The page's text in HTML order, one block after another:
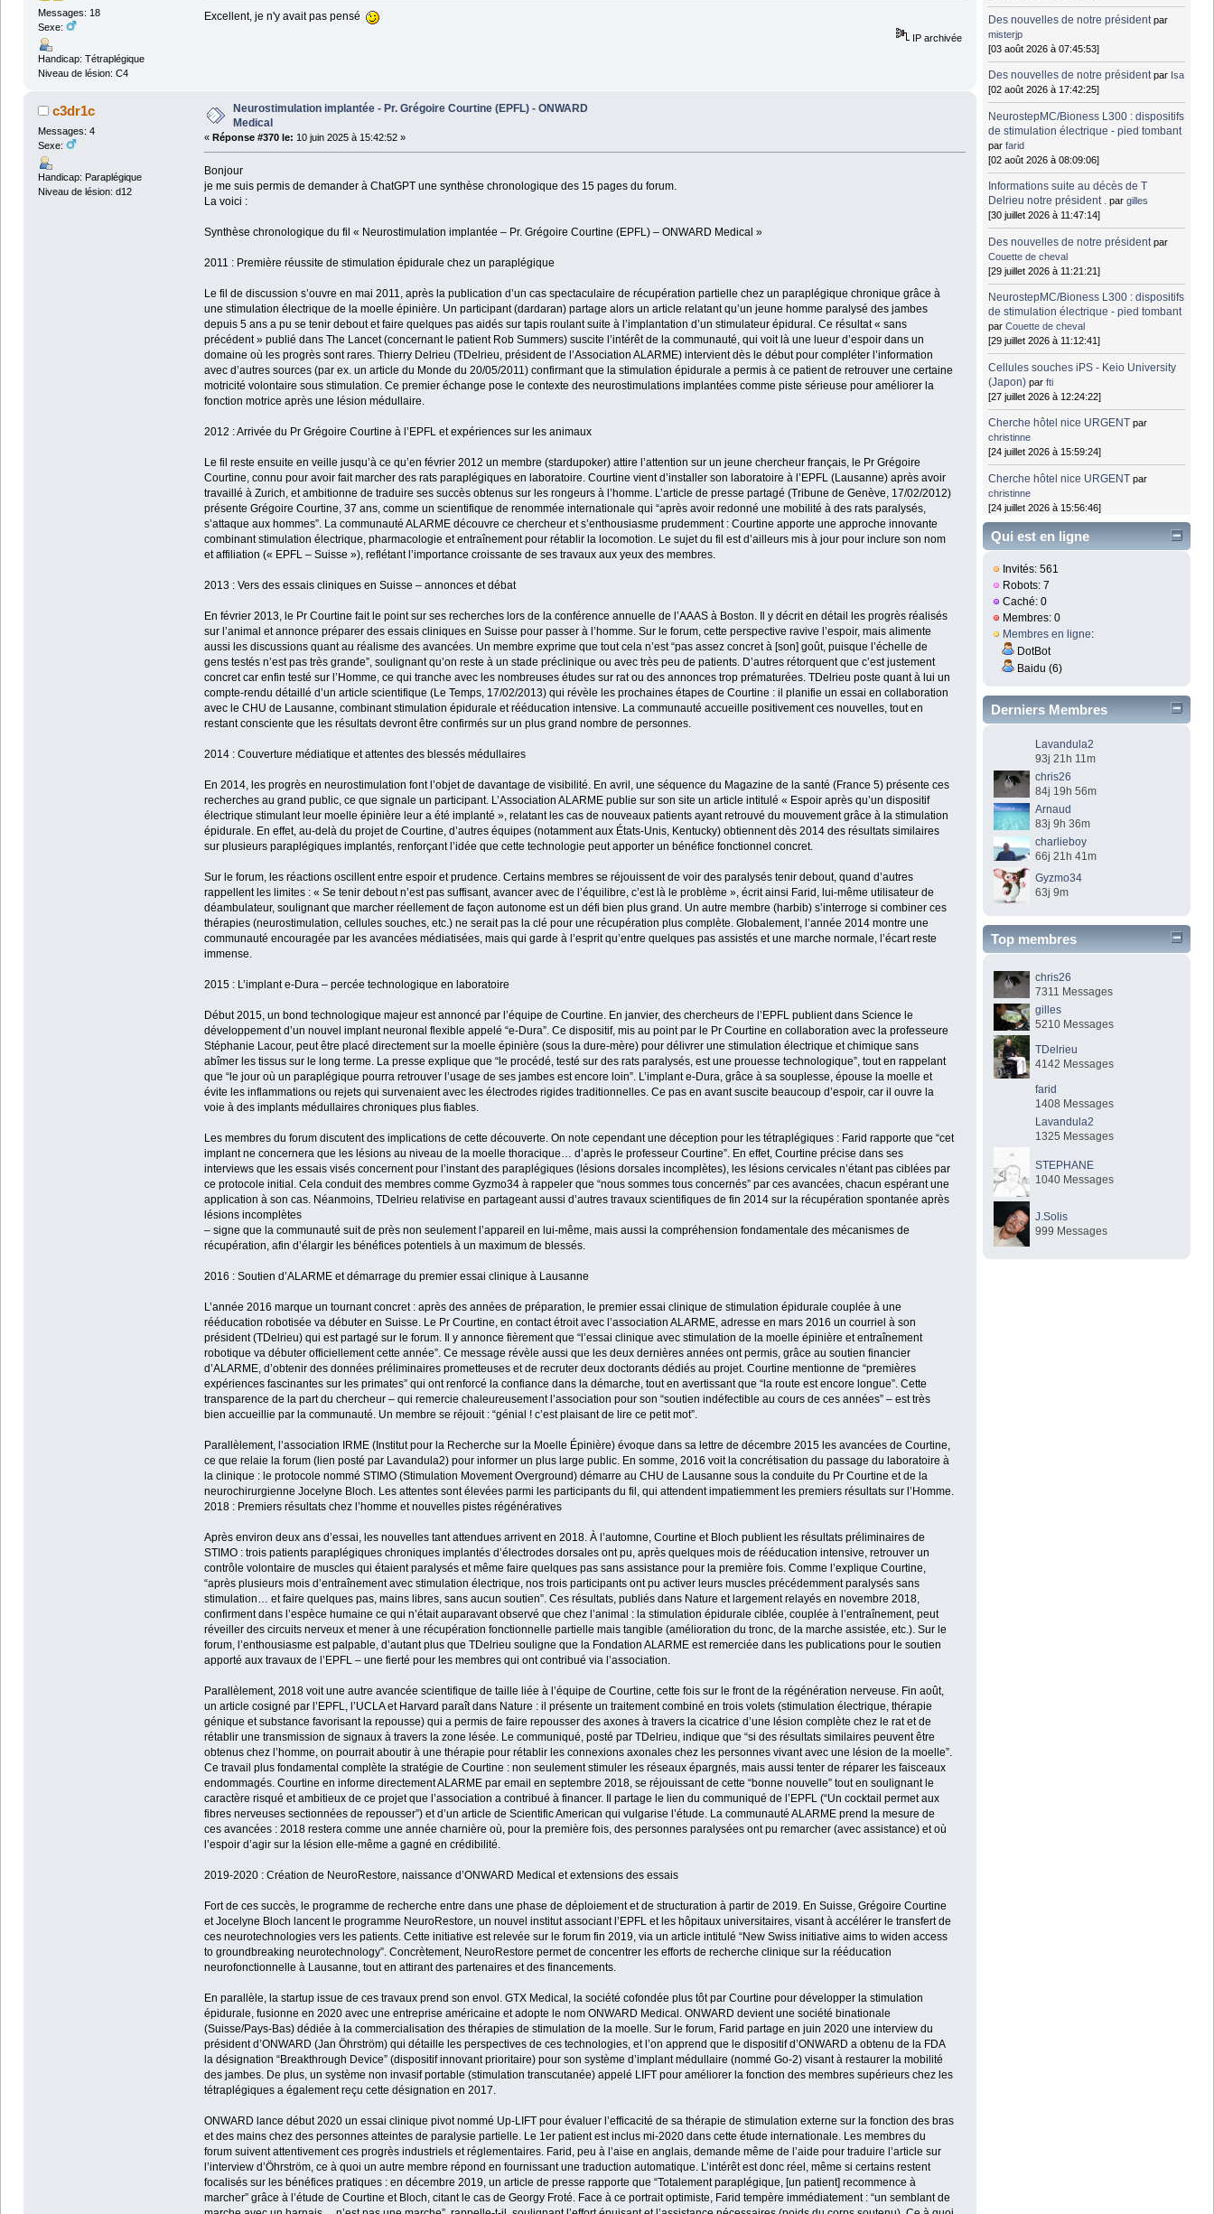
Messages: 18
Sexe:
Handicap: Tétraplégique
Niveau de lésion: C4
Excellent, je n'y avait pas pensé
IP archivée
c3dr1c
Messages: 4
Sexe:
Handicap: Paraplégique
Niveau de lésion: d12
Neurostimulation implantée - Pr. Grégoire Courtine (EPFL) - ONWARD
Medical
« Réponse #370 le: 10 juin 2025 à 15:42:52 »
Bonjour
je me suis permis de demander à ChatGPT une synthèse chronologique des 15 pages du forum.
La voici :
Synthèse chronologique du fil « Neurostimulation implantée – Pr. Grégoire Courtine (EPFL) – ONWARD Medical »
2011 : Première réussite de stimulation épidurale chez un paraplégique
Le fil de discussion s’ouvre en mai 2011, après la publication d’un cas spectaculaire de récupération partielle chez un paraplégique chronique grâce à
une stimulation électrique de la moelle épinière. Un participant (dardaran) partage alors un article relatant qu’un jeune homme paralysé des jambes
depuis 5 ans a pu se tenir debout et faire quelques pas aidés sur tapis roulant suite à l’implantation d’un stimulateur épidural. Ce résultat « sans
précédent » publié dans The Lancet (concernant le patient Rob Summers) suscite l’intérêt de la communauté, qui voit là une lueur d’espoir dans un
domaine où les progrès sont rares. Thierry Delrieu (TDelrieu, président de l’Association ALARME) intervient dès le début pour compléter l’information
avec d’autres sources (par ex. un article du Monde du 20/05/2011) confirmant que la stimulation épidurale a permis à ce patient de retrouver une certaine
motricité volontaire sous stimulation. Ce premier échange pose le contexte des neurostimulations implantées comme piste sérieuse pour améliorer la
fonction motrice après une lésion médullaire.
2012 : Arrivée du Pr Grégoire Courtine à l’EPFL et expériences sur les animaux
Le fil reste ensuite en veille jusqu’à ce qu’en février 2012 un membre (stardupoker) attire l’attention sur un jeune chercheur français, le Pr Grégoire
Courtine, connu pour avoir fait marcher des rats paraplégiques en laboratoire. Courtine vient d’installer son laboratoire à l’EPFL (Lausanne) après avoir
travaillé à Zurich, et ambitionne de traduire ses succès obtenus sur les rongeurs à l’homme. L’article de presse partagé (Tribune de Genève, 17/02/2012)
présente Grégoire Courtine, 37 ans, comme un scientifique de renommée internationale qui “après avoir redonné une mobilité à des rats paralysés,
s’attaque aux hommes”. La communauté ALARME découvre ce chercheur et s’enthousiasme prudemment : Courtine apporte une approche innovante
combinant stimulation électrique, pharmacologie et entraînement pour rétablir la locomotion. Le sujet du fil est d’ailleurs mis à jour pour inclure son nom
et affiliation (« EPFL – Suisse »), reflétant l’importance croissante de ses travaux aux yeux des membres.
2013 : Vers des essais cliniques en Suisse – annonces et débat
En février 2013, le Pr Courtine fait le point sur ses recherches lors de la conférence annuelle de l’AAAS à Boston. Il y décrit en détail les progrès réalisés
sur l’animal et annonce préparer des essais cliniques en Suisse pour passer à l’homme. Sur le forum, cette perspective ravive l’espoir, mais alimente
aussi les discussions quant au réalisme des avancées. Un membre exprime que tout cela n’est “pas assez concret à [son] goût, puisque l’échelle de
gens testés n’est pas très grande”, soulignant qu’on reste à un stade préclinique ou avec très peu de patients. D’autres rétorquent que c’est justement
concret car enfin testé sur l’Homme, ce qui tranche avec les nombreuses études sur rat ou des annonces trop prématurées. TDelrieu poste quant à lui un
compte-rendu détaillé d’un article scientifique (Le Temps, 17/02/2013) qui révèle les prochaines étapes de Courtine : il planifie un essai en collaboration
avec le CHU de Lausanne, combinant stimulation épidurale et rééducation intensive. La communauté accueille positivement ces nouvelles, tout en
restant consciente que les résultats devront être confirmés sur un plus grand nombre de personnes.
2014 : Couverture médiatique et attentes des blessés médullaires
En 2014, les progrès en neurostimulation font l’objet de davantage de visibilité. En avril, une séquence du Magazine de la santé (France 5) présente ces
recherches au grand public, ce que signale un participant. L’Association ALARME publie sur son site un article intitulé « Espoir après qu’un dispositif
électrique stimulant leur moelle épinière leur a été implanté », relatant les cas de nouveaux patients ayant retrouvé du mouvement grâce à la stimulation
épidurale. En effet, au-delà du projet de Courtine, d’autres équipes (notamment aux États-Unis, Kentucky) obtiennent dès 2014 des résultats similaires
sur plusieurs paraplégiques implantés, renforçant l’idée que cette technologie peut apporter un bénéfice fonctionnel concret.
Sur le forum, les réactions oscillent entre espoir et prudence. Certains membres se réjouissent de voir des paralysés tenir debout, quand d’autres
rappellent les limites : « Se tenir debout n’est pas suffisant, avancer avec de l’équilibre, c’est là le problème », écrit ainsi Farid, lui-même utilisateur de
déambulateur, soulignant que marcher réellement de façon autonome est un défi bien plus grand. Un autre membre (harbib) s’interroge si combiner ces
thérapies (neurostimulation, cellules souches, etc.) ne serait pas la clé pour une récupération plus complète. Globalement, l’année 2014 montre une
communauté encouragée par les avancées médiatisées, mais qui garde à l’esprit qu’entre quelques pas assistés et une marche normale, l’écart reste
immense.
2015 : L’implant e-Dura – percée technologique en laboratoire
Début 2015, un bond technologique majeur est annoncé par l’équipe de Courtine. En janvier, des chercheurs de l’EPFL publient dans Science le
développement d’un nouvel implant neuronal flexible appelé “e-Dura”. Ce dispositif, mis au point par le Pr Courtine en collaboration avec la professeure
Stéphanie Lacour, peut être placé directement sur la moelle épinière (sous la dure-mère) pour délivrer une stimulation électrique et chimique sans
abîmer les tissus sur le long terme. La presse explique que “le procédé, testé sur des rats paralysés, est une prouesse technologique”, tout en rappelant
que “le jour où un paraplégique pourra retrouver l’usage de ses jambes est encore loin”. L’implant e-Dura, grâce à sa souplesse, épouse la moelle et
évite les inflammations ou rejets qui survenaient avec les électrodes rigides traditionnelles. Ce pas en avant suscite beaucoup d’espoir, car il ouvre la
voie à des implants médullaires chroniques plus fiables.
Les membres du forum discutent des implications de cette découverte. On note cependant une déception pour les tétraplégiques : Farid rapporte que “cet
implant ne concernera que les lésions au niveau de la moelle thoracique… d’après le professeur Courtine”. En effet, Courtine précise dans ses
interviews que les essais visés concernent pour l’instant des paraplégiques (lésions dorsales incomplètes), les lésions cervicales n’étant pas ciblées par
ce protocole initial. Cela conduit des membres comme Gyzmo34 à rappeler que “nous sommes tous concernés” par ces avancées, chacun espérant une
application à son cas. Néanmoins, TDelrieu relativise en partageant aussi d’autres travaux scientifiques de fin 2014 sur la récupération spontanée après
lésions incomplètes
– signe que la communauté suit de près non seulement l’appareil en lui-même, mais aussi la compréhension fondamentale des mécanismes de
récupération, afin d’élargir les bénéfices potentiels à un maximum de blessés.
2016 : Soutien d’ALARME et démarrage du premier essai clinique à Lausanne
L’année 2016 marque un tournant concret : après des années de préparation, le premier essai clinique de stimulation épidurale couplée à une
rééducation robotisée va débuter en Suisse. Le Pr Courtine, en contact étroit avec l’association ALARME, adresse en mars 2016 un courriel à son
président (TDelrieu) qui est partagé sur le forum. Il y annonce fièrement que “l’essai clinique avec stimulation de la moelle épinière et entraînement
robotique va débuter officiellement cette année”. Ce message révèle aussi que les deux dernières années ont permis, grâce au soutien financier
d’ALARME, d’obtenir des données préliminaires prometteuses et de recruter deux doctorants dédiés au projet. Courtine mentionne de “premières
expériences fascinantes sur les primates” qui ont renforcé la confiance dans la démarche, tout en avertissant que “la route est encore longue”. Cette
transparence de la part du chercheur – qui remercie chaleureusement l’association pour son “soutien indéfectible au cours de ces années” – est très
bien accueillie par la communauté. Un membre se réjouit : “génial ! c’est plaisant de lire ce petit mot”.
Parallèlement, l’association IRME (Institut pour la Recherche sur la Moelle Épinière) évoque dans sa lettre de décembre 2015 les avancées de Courtine,
ce que relaie la forum (lien posté par Lavandula2) pour informer un plus large public. En somme, 2016 voit la concrétisation du passage du laboratoire à
la clinique : le protocole nommé STIMO (Stimulation Movement Overground) démarre au CHU de Lausanne sous la conduite du Pr Courtine et de la
neurochirurgienne Jocelyne Bloch. Les attentes sont élevées parmi les participants du fil, qui attendent impatiemment les premiers résultats sur l’Homme.
2018 : Premiers résultats chez l’homme et nouvelles pistes régénératives
Après environ deux ans d’essai, les nouvelles tant attendues arrivent en 2018. À l’automne, Courtine et Bloch publient les résultats préliminaires de
STIMO : trois patients paraplégiques chroniques implantés d’électrodes dorsales ont pu, après quelques mois de rééducation intensive, retrouver un
contrôle volontaire de muscles qui étaient paralysés et même faire quelques pas sans assistance pour la première fois. Comme l’explique Courtine,
“après plusieurs mois d’entraînement avec stimulation électrique, nos trois participants ont pu activer leurs muscles précédemment paralysés sans
stimulation… et faire quelques pas, mains libres, sans aucun soutien”. Ces résultats, publiés dans Nature et largement relayés en novembre 2018,
confirment dans l’espèce humaine ce qui n’était auparavant observé que chez l’animal : la stimulation épidurale ciblée, couplée à l’entraînement, peut
réveiller des circuits nerveux et mener à une récupération fonctionnelle partielle mais tangible (amélioration du tronc, de la marche assistée, etc.). Sur le
forum, l’enthousiasme est palpable, d’autant plus que TDelrieu souligne que la Fondation ALARME est remerciée dans les publications pour le soutien
apporté aux travaux de l’EPFL – une fierté pour les membres qui ont contribué via l’association.
Parallèlement, 2018 voit une autre avancée scientifique de taille liée à l’équipe de Courtine, cette fois sur le front de la régénération nerveuse. Fin août,
un article cosigné par l’EPFL, l’UCLA et Harvard paraît dans Nature : il présente un traitement combiné en trois volets (stimulation électrique, thérapie
génique et substance favorisant la repousse) qui a permis de faire repousser des axones à travers la cicatrice d’une lésion complète chez le rat et de
rétablir une transmission de signaux à travers la zone lésée. Le communiqué, posté par TDelrieu, indique que “si des résultats similaires peuvent être
obtenus chez l’homme, on pourrait aboutir à une thérapie pour rétablir les connexions axonales chez les personnes vivant avec une lésion de la moelle”.
Ce travail plus fondamental complète la stratégie de Courtine : non seulement stimuler les réseaux épargnés, mais aussi tenter de réparer les faisceaux
endommagés. Courtine en informe directement ALARME par email en septembre 2018, se réjouissant de cette “bonne nouvelle” tout en soulignant le
caractère risqué et ambitieux de ce projet que l’association a contribué à financer. Il partage le lien du communiqué de l’EPFL (“Un cocktail permet aux
fibres nerveuses sectionnées de repousser”) et d’un article de Scientific American qui vulgarise l’étude. La communauté ALARME prend la mesure de
ces avancées : 2018 restera comme une année charnière où, pour la première fois, des personnes paralysées ont pu remarcher (avec assistance) et où
l’espoir d’agir sur la lésion elle-même a gagné en crédibilité.
2019-2020 : Création de NeuroRestore, naissance d’ONWARD Medical et extensions des essais
Fort de ces succès, le programme de recherche entre dans une phase de déploiement et de structuration à partir de 2019. En Suisse, Grégoire Courtine
et Jocelyne Bloch lancent le programme NeuroRestore, un nouvel institut associant l’EPFL et les hôpitaux universitaires, visant à accélérer le transfert de
ces neurotechnologies vers les patients. Cette initiative est relevée sur le forum fin 2019, via un article intitulé “New Swiss initiative aims to widen access
to groundbreaking neurotechnology”. Concrètement, NeuroRestore permet de concentrer les efforts de recherche clinique sur la rééducation
neurofonctionnelle à Lausanne, tout en attirant des partenaires et des financements.
En parallèle, la startup issue de ces travaux prend son envol. GTX Medical, la société cofondée plus tôt par Courtine pour développer la stimulation
épidurale, fusionne en 2020 avec une entreprise américaine et adopte le nom ONWARD Medical. ONWARD devient une société binationale
(Suisse/Pays-Bas) dédiée à la commercialisation des thérapies de stimulation de la moelle. Sur le forum, Farid partage en juin 2020 une interview du
président d’ONWARD (Jan Öhrström) qui détaille les perspectives de ces technologies, et l’on apprend que le dispositif d’ONWARD a obtenu de la FDA
la désignation “Breakthrough Device” (dispositif innovant prioritaire) pour son système d’implant médullaire (nommé Go-2) visant à restaurer la mobilité
des jambes. De plus, un système non invasif portable (stimulation transcutanée) appelé LIFT pour améliorer la fonction des membres supérieurs chez les
tétraplégiques a également reçu cette désignation en 2017.
ONWARD lance début 2020 un essai clinique pivot nommé Up-LIFT pour évaluer l’efficacité de sa thérapie de stimulation externe sur la fonction des bras
et des mains chez des personnes atteintes de paralysie partielle. Le 1er patient est inclus mi-2020 dans cette étude internationale. Les membres du
forum suivent attentivement ces progrès industriels et réglementaires. Farid, peu à l’aise en anglais, demande même de l’aide pour traduire l’article sur
l’interview d’Öhrström, ce à quoi un autre membre répond en fournissant une traduction automatique. L’intérêt est donc réel, même si certains restent
focalisés sur les bénéfices pratiques : en décembre 2019, un article de presse rapporte que “Totalement paraplégique, [un patient] recommence à
marcher” grâce à l’étude de Courtine et Bloch, citant le cas de Georgy Froté. Face à ce portrait optimiste, Farid tempère immédiatement : “un semblant de
Des nouvelles de notre président par
misterjp
[03 août 2026 à 07:45:53]
Des nouvelles de notre président par Isa
[02 août 2026 à 17:42:25]
NeurostepMC/Bioness L300 : dispositifs
de stimulation électrique - pied tombant
parfarid
[02 août 2026 à 08:09:06]
Informations suite au décès de T
Delrieu notre président . pargilles
[30 juillet 2026 à 11:47:14]
Des nouvelles de notre président par
Couette de cheval
[29 juillet 2026 à 11:21:21]
NeurostepMC/Bioness L300 : dispositifs
de stimulation électrique - pied tombant
parCouette de cheval
[29 juillet 2026 à 11:12:41]
Cellules souches iPS - Keio University
(Japon) parfti
[27 juillet 2026 à 12:24:22]
Cherche hôtel nice URGENT par
christinne
[24 juillet 2026 à 15:59:24]
Cherche hôtel nice URGENT par
christinne
[24 juillet 2026 à 15:56:46]
Qui est en ligne
Invités: 561
Robots: 7
Caché: 0
Membres: 0
Membres en ligne:
DotBot
Baidu (6)
Derniers Membres
Lavandula2
93j 21h 11m
chris26
84j 19h 56m
Arnaud
83j 9h 36m
charlieboy
66j 21h 41m
Gyzmo34
63j 9m
Top membres
chris26
7311 Messages
gilles
5210 Messages
TDelrieu
4142 Messages
farid
1408 Messages
Lavandula2
1325 Messages
STEPHANE
1040 Messages
J.Solis
999 Messages